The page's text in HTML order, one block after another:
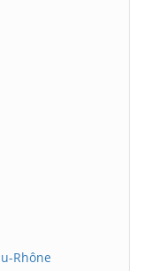
Rhône